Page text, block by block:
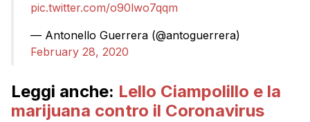
pic.twitter.com/o90lwo7qqm
— Antonello Guerrera (@antoguerrera)
February 28, 2020
Leggi anche: Lello Ciampolillo e la
marijuana contro il Coronavirus